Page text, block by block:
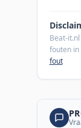
Beat-
fouten in
fout